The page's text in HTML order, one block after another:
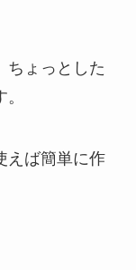
ちょっとした
えば簡単に作